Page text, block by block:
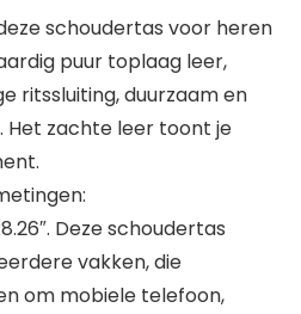
schoudertas voor heren
puur toplaag leer,
ritssluiting, duurzaam en
Het zachte leer toont je
Deze schoudertas
vakken, die
om mobiele telefoon,